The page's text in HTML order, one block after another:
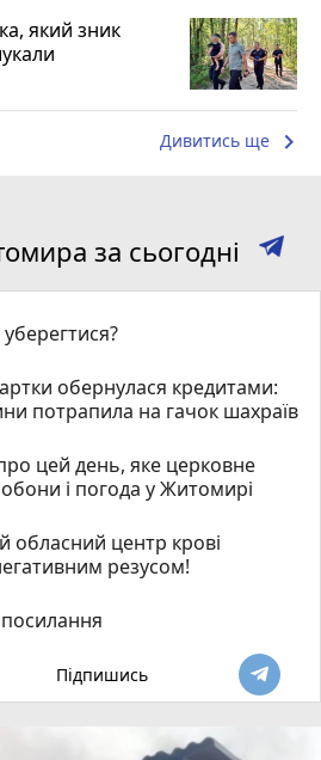
який зник
Дивитись ще keyboard_arrow_right
за сьогодні
обернулася кредитами:
потрапила на гачок шахраїв
цей день, яке церковне
і погода у Житомирі
центр крові
резусом!
Підпишись